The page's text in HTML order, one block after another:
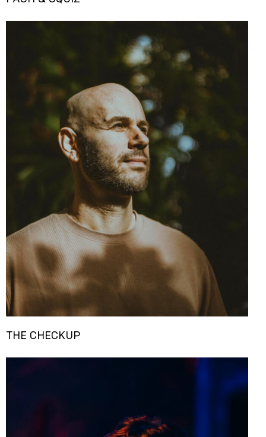
THE CHECKUP